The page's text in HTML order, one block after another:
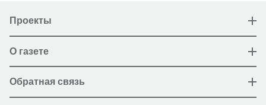
Проекты
О газете
Обратная связь